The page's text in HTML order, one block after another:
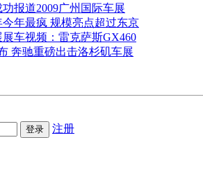
报道2009广州国际车展
今年最疯 规模亮点超过东京
展车视频：雷克萨斯GX460
奔驰重磅出击洛杉矶车展
注册